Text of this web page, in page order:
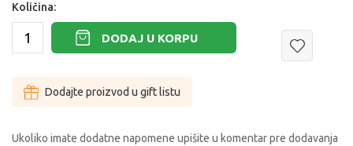
Količina:
DODAJ U KORPU
Dodajte proizvod u gift listu
Ukoliko imate dodatne napomene upišite u komentar pre dodavanja